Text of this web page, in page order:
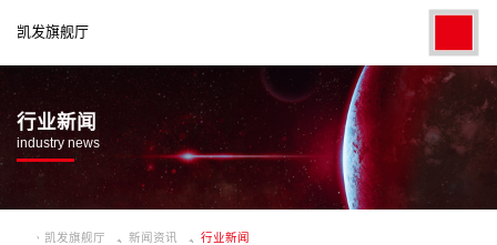
凯发旗舰厅
行业新闻
industry news
凯发旗舰厅 新闻资讯 行业新闻